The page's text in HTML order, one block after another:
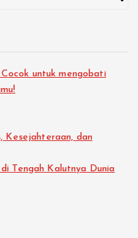
untuk mengobati
Kesejahteraan, dan
Tengah Kalutnya Dunia